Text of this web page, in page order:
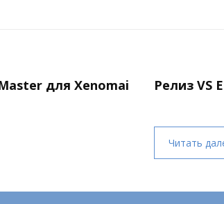
для Xenomai
Релиз VS
Читать